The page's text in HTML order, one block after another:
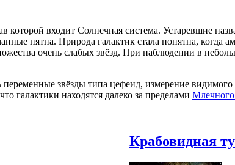
входит Солнечная система. Устаревшие
пятна. Природа галактик стала понятна, когда
очень слабых звёзд. При наблюдении в
звёзды типа цефеид, измерение видимого
галактики находятся далеко за пределами
Крабовидная